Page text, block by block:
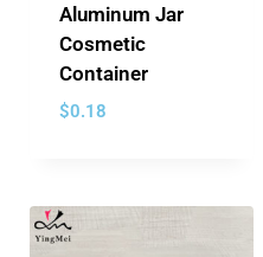
Aluminum Jar
Cosmetic
Container
$0.18